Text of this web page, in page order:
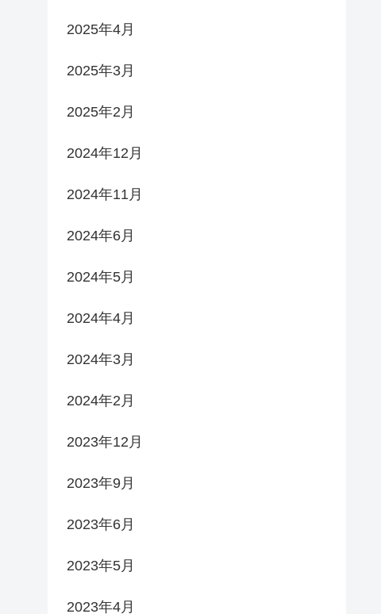
2025年4月
2025年3月
2025年2月
2024年12月
2024年11月
2024年6月
2024年5月
2024年4月
2024年3月
2024年2月
2023年12月
2023年9月
2023年6月
2023年5月
2023年4月